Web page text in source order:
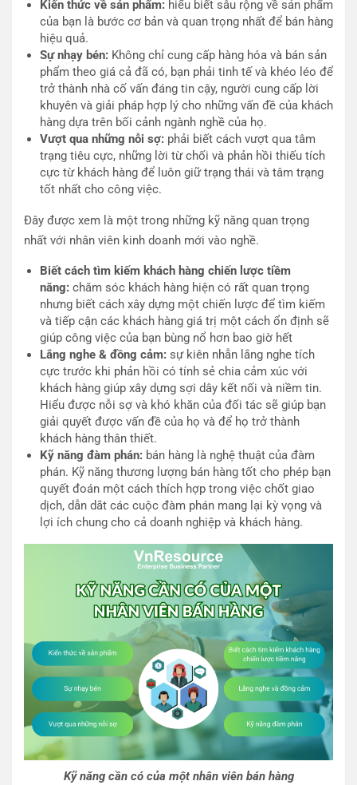
Kiến thức về sản phẩm: hiểu biết sâu rộng về sản phẩm
của bạn là bước cơ bản và quan trọng nhất để bán hàng
hiệu quả.
Sự nhạy bén: Không chỉ cung cấp hàng hóa và bán sản
phẩm theo giá cả đã có, bạn phải tinh tế và khéo léo để
trở thành nhà cố vấn đáng tin cậy, người cung cấp lời
khuyên và giải pháp hợp lý cho những vấn đề của khách
hàng dựa trên bối cảnh ngành nghề của họ.
Vượt qua những nỗi sợ: phải biết cách vượt qua tâm
trạng tiêu cực, những lời từ chối và phản hồi thiếu tích
cực từ khách hàng để luôn giữ trạng thái và tâm trạng
tốt nhất cho công việc.
Đây được xem là một trong những kỹ năng quan trọng
nhất với nhân viên kinh doanh mới vào nghề.
Biết cách tìm kiếm khách hàng chiến lược tiềm
năng: chăm sóc khách hàng hiện có rất quan trọng
nhưng biết cách xây dựng một chiến lược để tìm kiếm
và tiếp cận các khách hàng giá trị một cách ổn định sẽ
giúp công việc của bạn bùng nổ hơn bao giờ hết
Lắng nghe & đồng cảm: sự kiên nhẫn lắng nghe tích
cực trước khi phản hồi có tính sẻ chia cảm xúc với
khách hàng giúp xây dựng sợi dây kết nối và niềm tin.
Hiểu được nỗi sợ và khó khăn của đối tác sẽ giúp bạn
giải quyết được vấn đề của họ và để họ trở thành
khách hàng thân thiết.
Kỹ năng đàm phán: bán hàng là nghệ thuật của đàm
phán. Kỹ năng thương lượng bán hàng tốt cho phép bạn
quyết đoán một cách thích hợp trong việc chốt giao
dịch, dẫn dắt các cuộc đàm phán mang lại kỳ vọng và
lợi ích chung cho cả doanh nghiệp và khách hàng.
Kỹ năng cần có của một nhân viên bán hàng